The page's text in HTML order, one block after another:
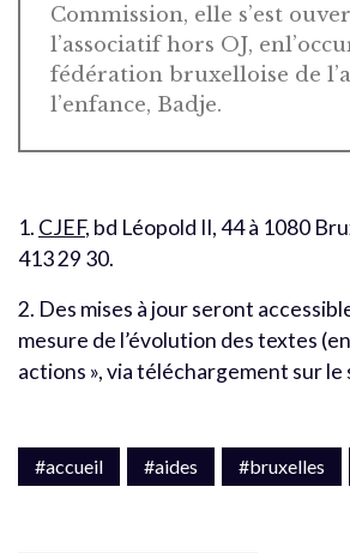
Commission, elle s’est
l’associatif hors OJ,
fédération bruxelloise de
l’enfance, Badje.
1. CJEF, bd Léopold II, 44 à 1080
413 29 30.
2. Des mises à jour seront
mesure de l’évolution des textes
actions », via téléchargement sur le
#accueil #aides #bruxelles